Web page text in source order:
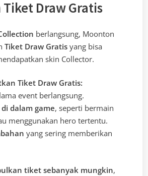
Tiket Draw Gratis
berlangsung, Moonton
Tiket Draw Gratis yang bisa
skin Collector.
Tiket Draw Gratis:
event berlangsung.
dalam game, seperti bermain
menggunakan hero tertentu.
yang sering memberikan
tiket sebanyak mungkin,